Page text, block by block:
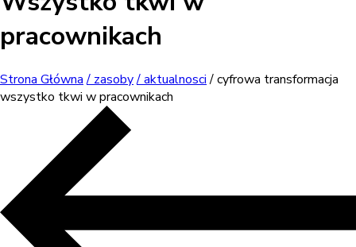
pracownikach
Strona Główna / zasoby/ aktualnosci/ cyfrowa transformacja
wszystko tkwi w pracownikach